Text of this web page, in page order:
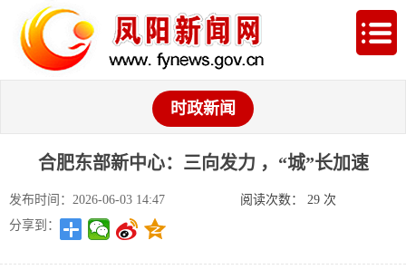
时政新闻
合肥东部新中心：三向发力 ，“城”长加速
发布时间：2026-06-03 14:47 阅读次数： 29次
分享到：